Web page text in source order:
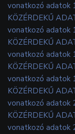
vonatkozó adatok
KÖZÉRDEKŰ
vonatkozó adatok
KÖZÉRDEKŰ
vonatkozó adatok
KÖZÉRDEKŰ
vonatkozó adatok
KÖZÉRDEKŰ
vonatkozó adatok
KÖZÉRDEKŰ
vonatkozó adatok